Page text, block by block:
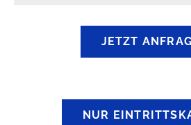
JETZT
NUR